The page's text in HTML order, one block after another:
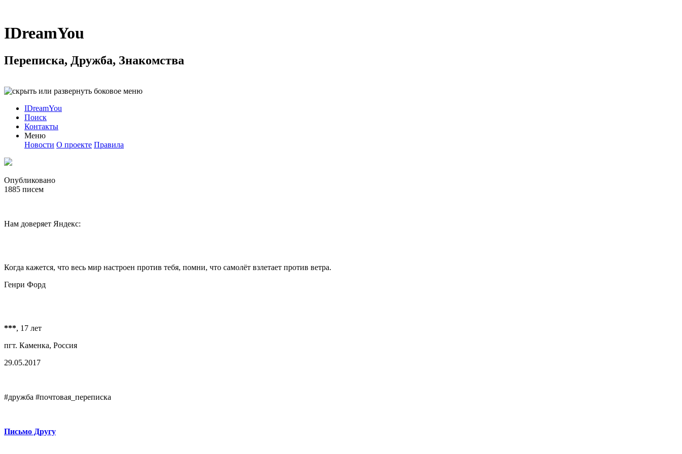
IDreamYou
Переписка, Дружба, Знакомства
IDreamYou
Поиск
Контакты
Меню
Новости О проекте Правила
Опубликовано
1885 писем
Нам доверяет Яндекс:
Когда кажется, что весь мир настроен против тебя, помни, что самолёт взлетает против ветра.
Генри Форд
***, 17 лет
пгт. Каменка, Россия
29.05.2017
#дружба #почтовая_переписка
Письмо Другу